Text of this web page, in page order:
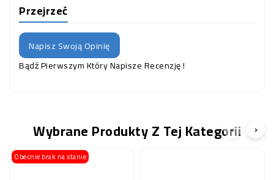
Przejrzeć
Napisz Swoją Opinię
Bądź Pierwszym Który Napisze Recenzję !
Wybrane Produkty Z Tej Kategorii
Obecnie brak na stanie
‹ ›